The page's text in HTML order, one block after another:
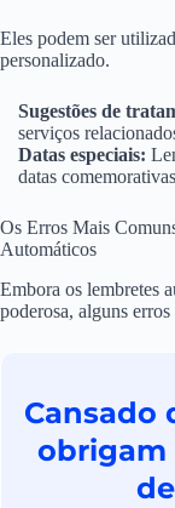
Eles podem ser
personalizado.
Sugestões de
serviços
Datas especiais:
datas
Os Erros Mais
Automáticos
Embora os lembretes
poderosa, alguns
Cansado
obrigam